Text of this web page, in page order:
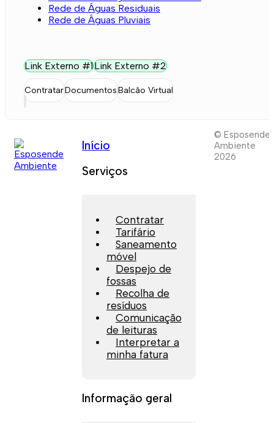
Rede de Águas Residuais
Rede de Águas Pluviais
Link Externo #1Link Externo #2
ContratarDocumentosBalcão Virtual
Início
Serviços
Contratar
Tarifário
Saneamento
móvel
Despejo de
fossas
Recolha de
resíduos
Comunicação
de leituras
Interpretar a
minha fatura
Informação geral
© Esposende
Ambiente
2026